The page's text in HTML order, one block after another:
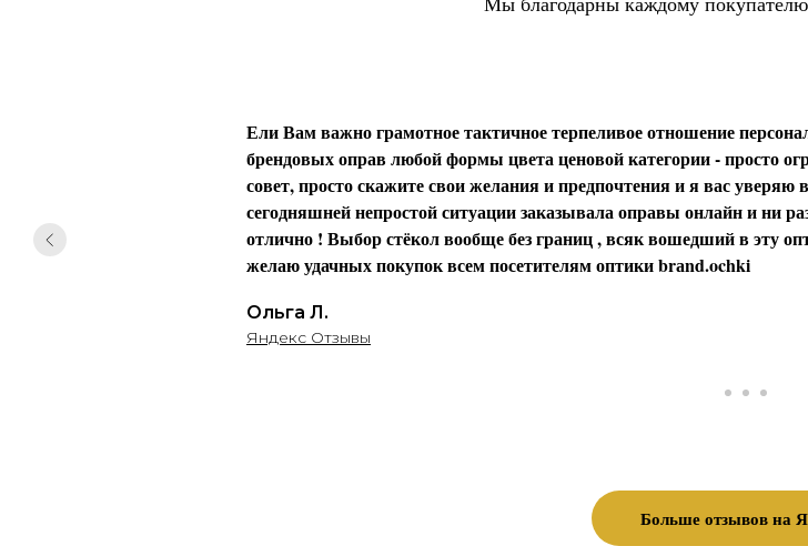
Ели Вам важно грамотное тактичное терпеливое отношение
брендовых оправ любой формы цвета ценовой категории - просто
совет, просто скажите свои желания и предпочтения и я вас уверяю
сегодняшней непростой ситуации заказывала оправы онлайн и ни
отлично ! Выбор стёкол вообще без границ , всяк вошедший в эту
желаю удачных покупок всем посетителям оптики brаnd.ochki
Ольга Л.
Яндекс Отзывы
Больше отзывов на